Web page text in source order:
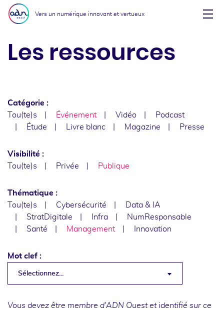
Aller au menu
Aller au contenu
Vers un numérique innovant et vertueux
Les ressources
Catégorie :
Tou(te)s
Événement Vidéo
Podcast
Étude
Livre blanc Magazine Presse
Visibilité :
Tou(te)s
Privée Publique
Thématique :
Tou(te)s
Cybersécurité
Data & IA
StratDigitale
Infra
NumResponsable
Santé
Management Innovation
Mot clef :
Sélectionnez...
Vous devez être membre d'ADN Ouest et identifié sur ce